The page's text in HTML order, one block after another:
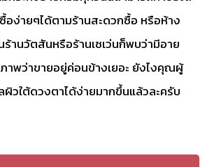
อง่ายๆได้ตามร้านสะดวกซื้อ หรือห้าง
านวัตสันหรือร้านเซเว่นก็พบว่ามีอาย
พว่าขายอยู่ค่อนข้างเยอะ ยังไงคุณผู้
วใต้ดวงตาได้ง่ายมากขึ้นแล้วละครับ